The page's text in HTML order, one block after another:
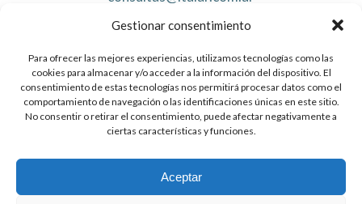
Gestionar consentimiento
Para ofrecer las mejores experiencias, utilizamos tecnologías como las
cookies para almacenar y/o acceder a la información del dispositivo. El
consentimiento de estas tecnologías nos permitirá procesar datos como el
comportamiento de navegación o las identificaciones únicas en este sitio.
No consentir o retirar el consentimiento, puede afectar negativamente a
ciertas características y funciones.
Aceptar
Seguinos